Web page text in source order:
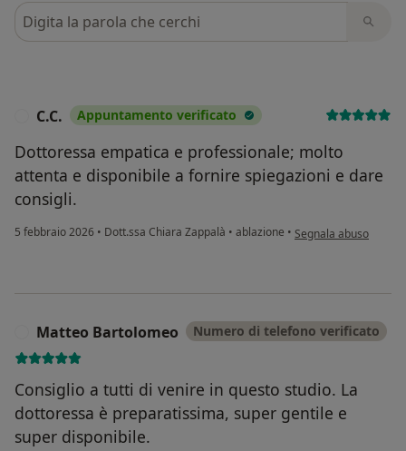
Cerca nelle recensioni
C.C. Appuntamento verificato
Dottoressa empatica e professionale; molto
attenta e disponibile a fornire spiegazioni e dare
consigli.
5 febbraio 2026 • Dott.ssa Chiara Zappalà • ablazione • secondo l'opinione
Segnala abuso
Matteo Bartolomeo Numero di telefono verificato
Consiglio a tutti di venire in questo studio. La
dottoressa è preparatissima, super gentile e
super disponibile.